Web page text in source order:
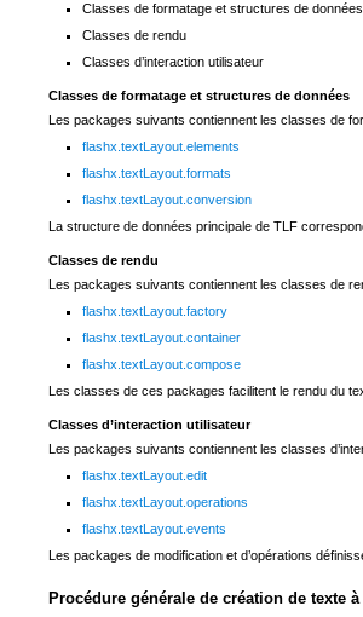
Classes de formatage et structures de données
Classes de rendu
Classes d’interaction utilisateur
Classes de formatage et structures de données
Les packages suivants contiennent les classes de
flashx.textLayout.elements
flashx.textLayout.formats
flashx.textLayout.conversion
La structure de données principale de TLF
Classes de rendu
Les packages suivants contiennent les classes de
flashx.textLayout.factory
flashx.textLayout.container
flashx.textLayout.compose
Les classes de ces packages facilitent le rendu du
Classes d’interaction utilisateur
Les packages suivants contiennent les classes
flashx.textLayout.edit
flashx.textLayout.operations
flashx.textLayout.events
Les packages de modification et d’opérations
Procédure générale de création de texte